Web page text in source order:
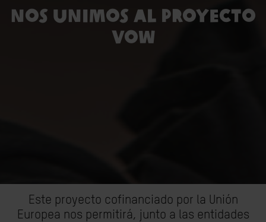
Nos unimos al proyecto
Vow
Este proyecto cofinanciado por la Unión
Europea nos permitirá, junto a las entidades